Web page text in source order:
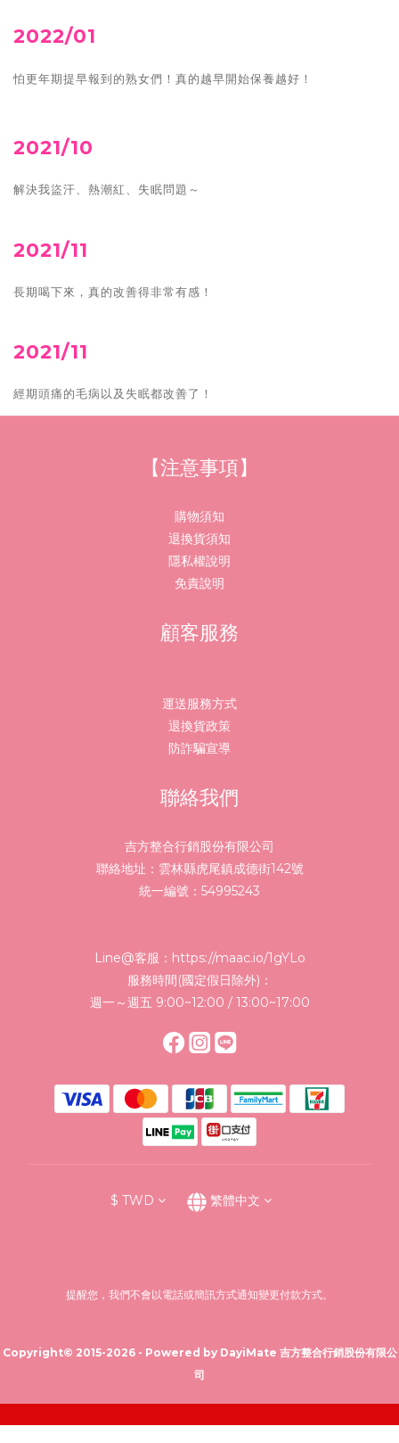
2022/01
怕更年期提早報到的熟女們！真的越早開始保養越好！
2021/10
解決我盜汗、熱潮紅、失眠問題～
2021/11
長期喝下來，真的改善得非常有感！
2021/11
經期頭痛的毛病以及失眠都改善了！
【注意事項】
購物須知
退換貨須知
隱私權說明
免責說明
顧客服務
運送服務方式
退換貨政策
防詐騙宣導
聯絡我們
吉方整合行銷股份有限公司
聯絡地址：雲林縣虎尾鎮成德街142號
統一編號：54995243
Line@客服： https://maac.io/1gYLo
服務時間(國定假日除外)：
週一～週五 9:00~12:00 / 13:00~17:00
$ TWD 繁體中文
提醒您，我們不會以電話或簡訊方式通知變更付款方式。
Copyright© 2015-2026 - Powered by DayiMate 吉方整合行銷股份有限公
司